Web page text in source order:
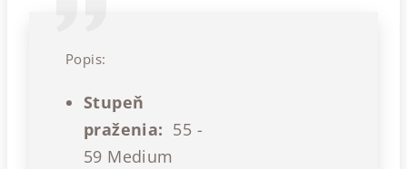
Popis:
Stupeň
praženia: 55 -
59 Medium